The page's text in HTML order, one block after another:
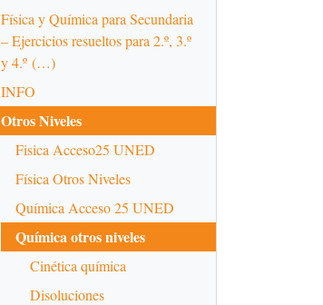
Física y Química para Secundaria
– Ejercicios resueltos para 2.º, 3.º
y 4.º (…)
INFO
Otros Niveles
Fisica Acceso25 UNED
Física Otros Niveles
Química Acceso 25 UNED
Química otros niveles
Cinética química
Disoluciones